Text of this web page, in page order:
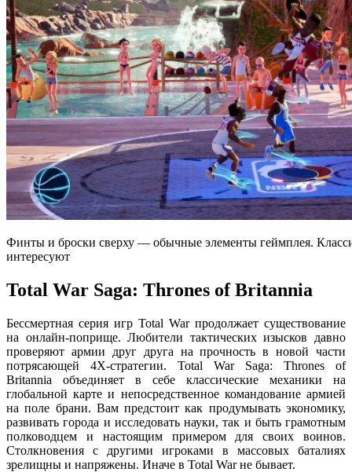
Финты и броски сверху — обычные элементы геймплея.
интересуют
Total War Saga: Thrones of Britannia
Бессмертная серия игр Total War продолжает существование
на онлайн-поприще. Любители тактических изысков давно
проверяют армии друг друга на прочность в новой части
потрясающей 4X-стратегии. Total War Saga: Thrones of
Britannia объединяет в себе классические механики на
глобальной карте и непосредственное командование армией
на поле брани. Вам предстоит как продумывать экономику,
развивать города и исследовать науки, так и быть грамотным
полководцем и настоящим примером для своих воинов.
Столкновения с другими игроками в массовых баталиях
зрелищны и напряжены. Иначе в Total War не бывает.